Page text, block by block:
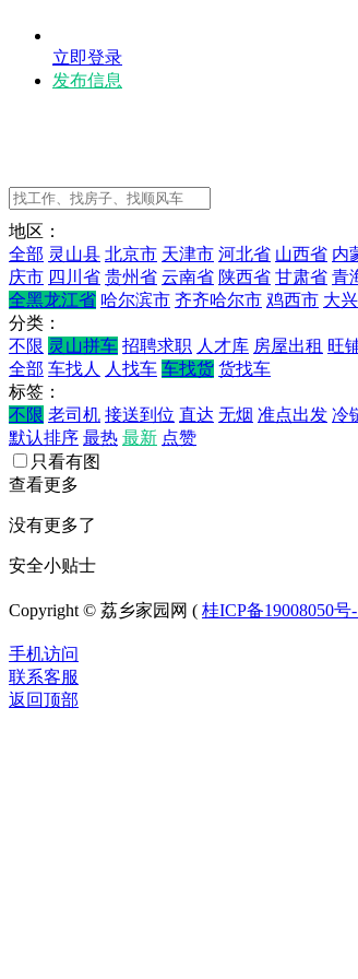
立即登录
发布信息
地区：
全部 灵山县 北京市 天津市 河北省 山西省 内
庆市 四川省 贵州省 云南省 陕西省 甘肃省 青
全黑龙江省 哈尔滨市 齐齐哈尔市 鸡西市 大
分类：
不限 灵山拼车 招聘求职 人才库 房屋出租 旺
全部 车找人 人找车 车找货 货找车
标签：
不限 老司机 接送到位 直达 无烟 准点出发 冷
默认排序 最热 最新 点赞
只看有图
查看更多
没有更多了
安全小贴士
Copyright © 荔乡家园网 ( 桂ICP备19008050号-
手机访问
联系客服
返回顶部